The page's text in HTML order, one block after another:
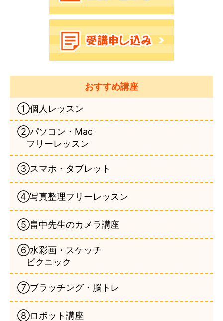
おすすめ講座
①個人レッスン
②パソコン・Mac
フリーレッスン
③スマホ・タブレット
④写真整理フリーレッスン
⑤畠中先生のカメラ講座
⑥水彩画・スケッチ
ピクニック
⑦ブラッチング・脳トレ
⑧ロボット講座